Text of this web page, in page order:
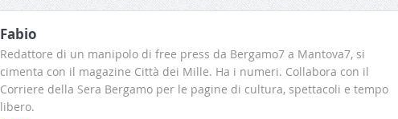
Fabio
Redattore di un manipolo di free press da Bergamo7 a Mantova7, si
cimenta con il magazine Città dei Mille. Ha i numeri. Collabora con il
Corriere della Sera Bergamo per le pagine di cultura, spettacoli e tempo
libero.